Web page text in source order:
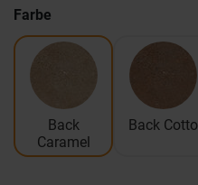
Farbe
Back
Caramel
Back Cotto